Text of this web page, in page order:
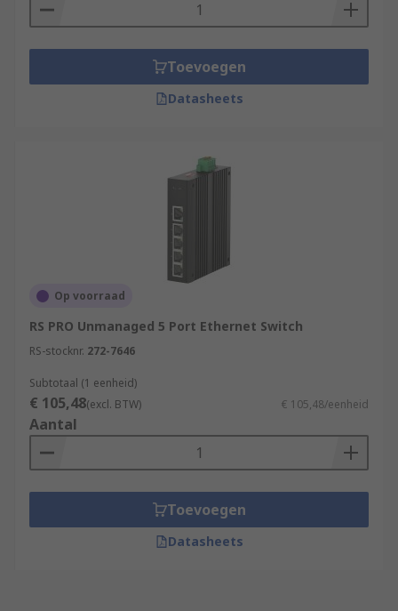
Toevoegen
Datasheets
Op voorraad
RS PRO Unmanaged 5 Port Ethernet Switch
RS-stocknr. 272-7646
Subtotaal (1 eenheid)
€ 105,48(excl. BTW) € 105,48/eenheid
Aantal
Toevoegen
Datasheets